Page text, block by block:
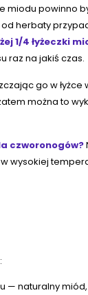
miodu powinno
od herbaty
1/4 łyżeczki
raz na jakiś czas.
go w
można to
czworonogów?
wysokiej
— naturalny